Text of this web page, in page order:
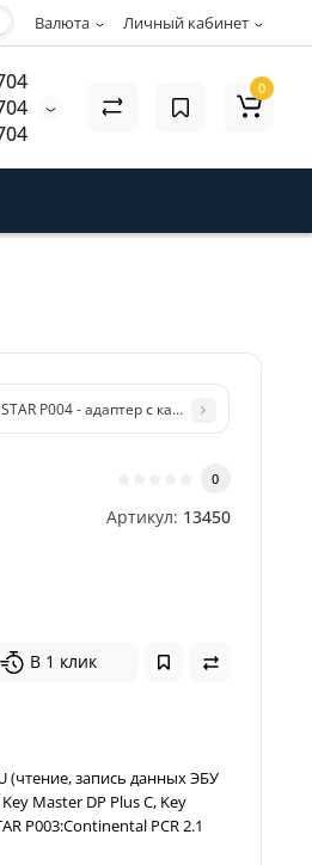
Личный кабинет
Валюта
0
(с кабелем TOYOTA 8А)
P004 - адаптер с кабелем P004 Jumper
0
Артикул: 13450
В 1 клик
(чтение, запись данных ЭБУ
Master DP Plus С, Key
P003:Continental PCR 2.1